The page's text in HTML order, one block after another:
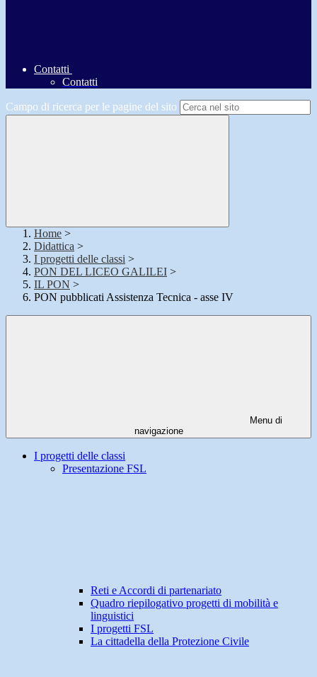
Contatti
Contatti
Campo di ricerca per le pagine del sito
Home >
Didattica >
I progetti delle classi >
PON DEL LICEO GALILEI >
IL PON >
PON pubblicati Assistenza Tecnica - asse IV
Menu di
navigazione
I progetti delle classi
Presentazione FSL
Reti e Accordi di partenariato
Quadro riepilogativo progetti di mobilità e
linguistici
I progetti FSL
La cittadella della Protezione Civile